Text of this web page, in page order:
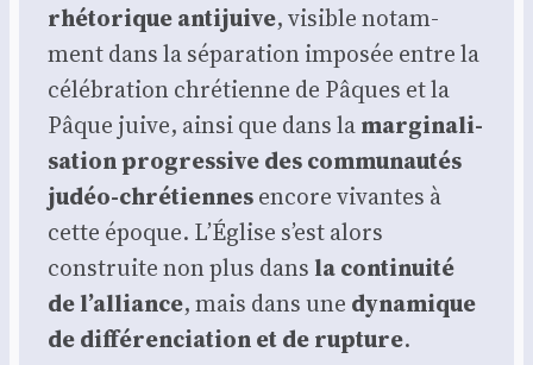
rhé­to­rique anti­juive, visible notam­
ment dans la sépa­ra­tion impo­sée entre la
célé­bra­tion chré­tienne de Pâques et la
Pâque juive, ain­si que dans lamar­gi­na­li­
sa­tion pro­gres­sive des com­mu­nau­tés
judéo-chré­tiennesencore vivantes à
cette époque. L’Église s’est alors
construite non plus dans la conti­nui­té
de l’alliance, mais dans une dyna­mique
de dif­fé­ren­cia­tion et de rup­ture.